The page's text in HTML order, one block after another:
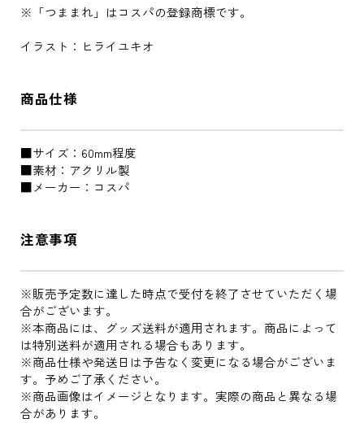
※「つままれ」はコスパの登録商標です。
イラスト：ヒライユキオ
商品仕様
■サイズ：60mm程度
■素材：アクリル製
■メーカー：コスパ
注意事項
※販売予定数に達した時点で受付を終了させていただく場
合がございます。
※本商品には、グッズ送料が適用されます。商品によって
は特別送料が適用される場合もあります。
※商品仕様や発送日は予告なく変更になる場合がございま
す。予めご了承ください。
※商品画像はイメージとなります。実際の商品と異なる場
合があります。